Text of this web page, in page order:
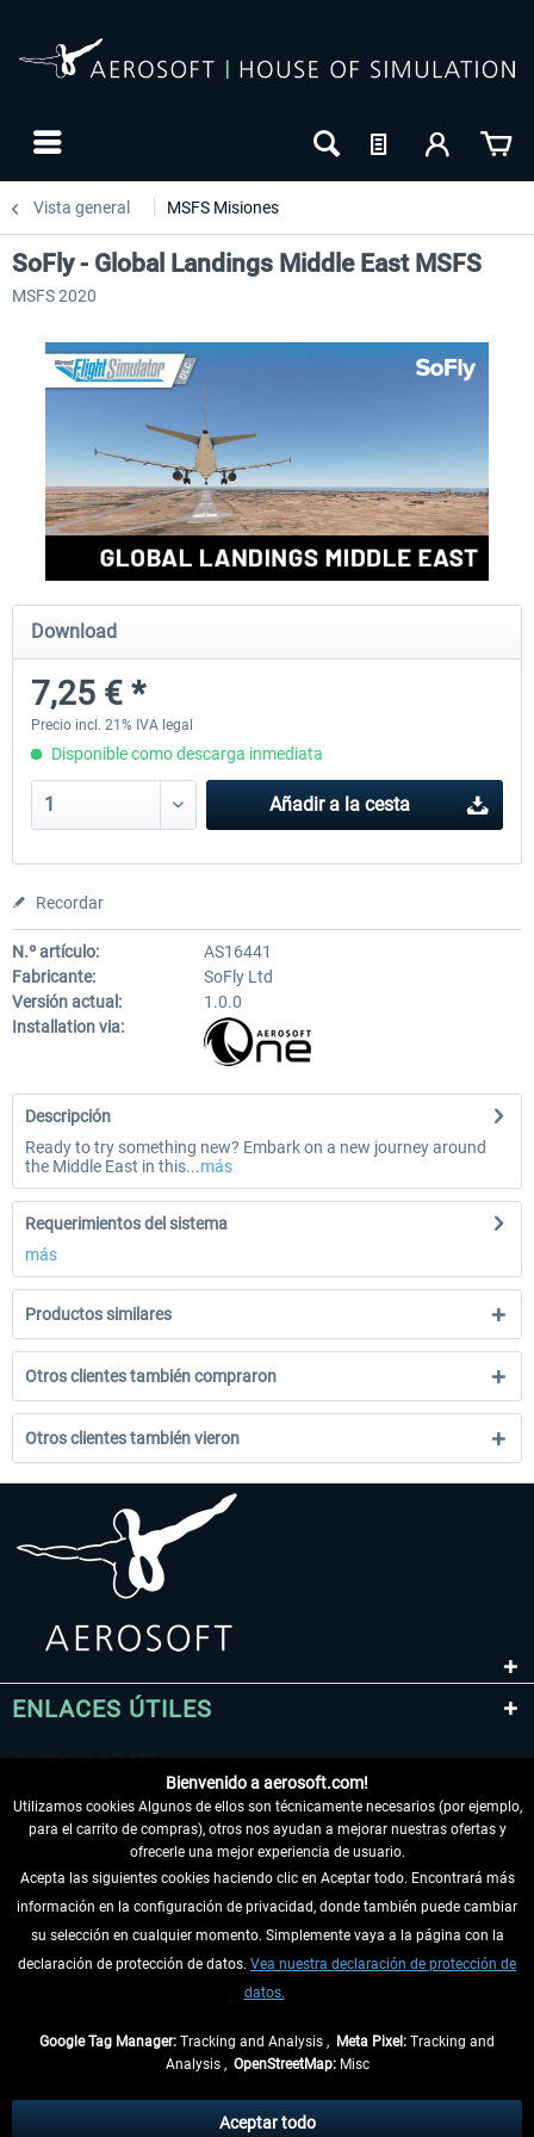
Vista general MSFS Misiones
Perfect Flight - Flying Germany MSFS
15,13 € *
SoFly - Global Landings Middle East MSFS
MSFS 2020
Download
7,25 € *
Precio incl. 21% IVA legal
Disponible como descarga inmediata
Añadir a la cesta
Recordar
N.º artículo:
AS16441
Fabricante:
SoFly Ltd
Versión actual:
1.0.0
Installation via:
Descripción
Ready to try something new? Embark on a new journey around
the Middle East in this...más
Requerimientos del sistema
más
Productos similares
Otros clientes también compraron
Otros clientes también vieron
ENLACES ÚTILES
DESISTIR DEL CONTRATO
INFORMACIÓN
tasas de recepción si no se describe lo contrario
Bienvenido a aerosoft.com!
Utilizamos cookies Algunos de ellos son técnicamente necesarios (por ejemplo,
para el carrito de compras), otros nos ayudan a mejorar nuestras ofertas y
ofrecerle una mejor experiencia de usuario.
Acepta las siguientes cookies haciendo clic en Aceptar todo. Encontrará más
información en la configuración de privacidad, donde también puede cambiar
su selección en cualquier momento. Simplemente vaya a la página con la
declaración de protección de datos. Vea nuestra declaración de protección de
datos.
Google Tag Manager: Tracking and Analysis , Meta Pixel: Tracking and
Analysis , OpenStreetMap:Misc
Aceptar todo